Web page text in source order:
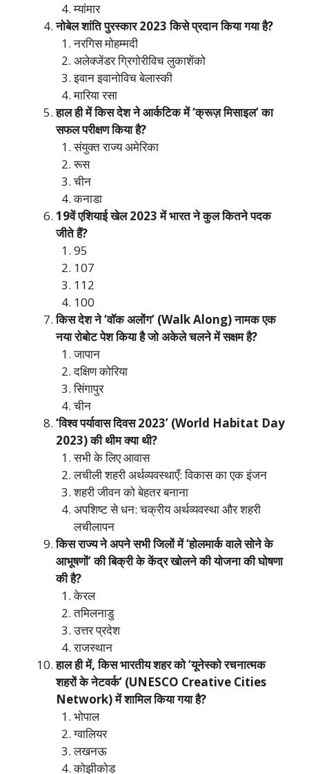
म्यांमार
नोबेल शांति पुरस्कार 2023 किसे प्रदान किया गया है?
नरगिस मोहम्मदी
अलेक्जेंडर ग्रिगोरीविच लुकाशेंको
इवान इवानोविच बेलास्की
मारिया रसा
हाल ही में किस देश ने आर्कटिक में ‘क्रूज़ मिसाइल’ का
सफल परीक्षण किया है?
संयुक्त राज्य अमेरिका
रूस
चीन
कनाडा
19वें एशियाई खेल 2023 में भारत ने कुल कितने पदक
जीते हैं?
95
107
112
100
किस देश ने ‘वॉक अलोंग’ (Walk Along) नामक एक
नया रोबोट पेश किया है जो अकेले चलने में सक्षम है?
जापान
दक्षिण कोरिया
सिंगापुर
चीन
‘विश्व पर्यावास दिवस 2023’ (World Habitat Day
2023) की थीम क्या थी?
सभी के लिए आवास
लचीली शहरी अर्थव्यवस्थाएँ: विकास का एक इंजन
शहरी जीवन को बेहतर बनाना
अपशिष्ट से धन: चक्रीय अर्थव्यवस्था और शहरी
लचीलापन
किस राज्य ने अपने सभी जिलों में ‘होलमार्क वाले सोने के
आभूषणों’ की बिक्री के केंद्र खोलने की योजना की घोषणा
की है?
केरल
तमिलनाडु
उत्तर प्रदेश
राजस्थान
हाल ही में, किस भारतीय शहर को ‘यूनेस्को रचनात्मक
शहरों के नेटवर्क’ (UNESCO Creative Cities
Network) में शामिल किया गया है?
भोपाल
ग्वालियर
लखनऊ
कोझीकोड